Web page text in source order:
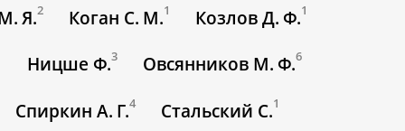
Я.2 Коган С. М.1 Козлов Д. Ф.1
Ницше Ф.3 Овсянников М. Ф.6
Спиркин А. Г.4 Стальский С.1